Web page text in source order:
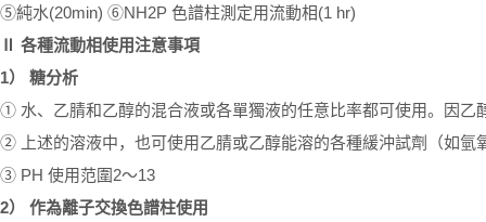
⑤純水(20min) ⑥NH2P 色譜柱測定用流動相(1 hr)
Ⅱ 各種流動相使用注意事項
1）
糖分析
① 水、乙腈和乙醇的混合液或各單獨液的任意比率都可使用。因
②
上述的溶液中，也可使用乙腈或乙醇能溶的各種緩沖試劑（如
③ PH 使用范圍2～13
2）
作為離子交換色譜柱使用